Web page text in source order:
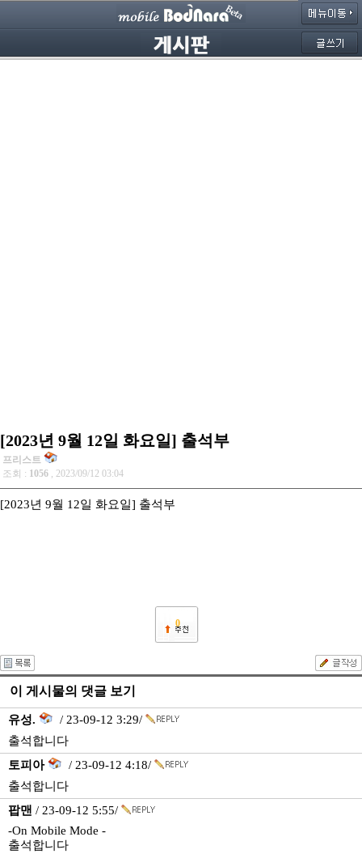
[2023년 9월 12일 화요일] 출석부
프리스트
조회 : 1056 , 2023/09/12 03:04
[2023년 9월 12일 화요일] 출석부
0
이 게시물의 댓글 보기
유성.
/ 23-09-12 3:29/
출석합니다
토피아
/ 23-09-12 4:18/
출석합니다
팝맨 / 23-09-12 5:55/
-On Mobile Mode -
출석합니다